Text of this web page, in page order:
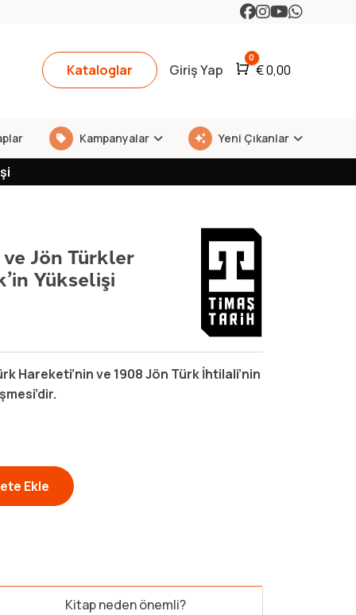
Kataloglar Giriş Yap Araba
0
€0,00
Kampanyalar Yeni Çıkanlar
Jön Türkler
Yükselişi
Hareketi’nin ve 1908 Jön Türk İhtilali’nin
Ekle
Kitap neden önemli?